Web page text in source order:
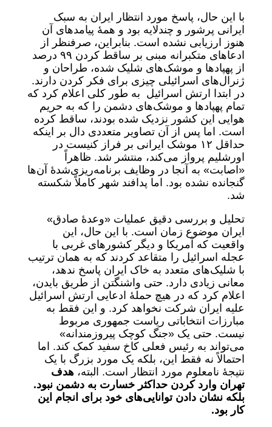
با این حال، پاسخ مورد انتظار ایران به سبک
ایرانی پرشور و چندلایه بود و همۀ پیامدهای آن
هنوز ارزیابی نشده است. بنابراین، صرفنظر از
ادعاهای متکبرانه مبنی بر ساقط کردن ٩٩ درصد
از پهپادها و موشک‌های شلیک شده، طراحان و
ژنرال‌های اسرائیلی چیزی برای فکر کردن دارند.
در ابتدا ارتش اسرائیل به طور کلی اعلام کرد که
تمام پهپادها و موشک‌های دشمن را که به حریم
هوایی این کشور نزدیک شده بودند، ساقط کرده
است. اما پس از آن تصاویر متعددی دال بر اینکه
حداقل ١٢ موشک ایرانی بر فراز کنیست در
اورشلیم پرواز می‌کند، منتشر شد. ظاهراً
«اصابت» به آنجا در وظایف برنامه‌ریزی‌شدۀ آن‌ها
گنجانده نشده بود. اما پدافند شهر کاملاً شکسته
شد.
تحلیل و بررسی دقیق عملیات «وعدۀ صادق»
ایران موضوع زمان است. با این حال، این
واقعیت که آمریکا و دیگر کشورهای غربی با
عجله اسرائیل را متقاعد کردند که به همان ترتیب
با شلیک‌های متعدد به خاک ایران پاسخ ندهد،
معانی زیادی دارد. حتی واشنگتن از طریق بایدن،
اعلام کرد که در هیچ حملۀ ادعایی ارتش اسرائیل
علیه ایران شرکت نخواهد کرد. و این فقط به
مبارزات انتخاباتی ریاست جمهوری مربوط
نیست. حتی یک «جنگ کوچک پیروزمندانه»
می‌تواند به رئیس فعلی کاخ سفید کمک کند. اما
احتمالاً نه فقط این، بلکه یک مورد بزرگ با یک
نتیجۀ نامعلوم مورد انتظار است. البته، هدف
تهران وارد کردن حداکثر خسارت به دشمن نبود.
بلکه نشان دادن توانایی‌های خود برای انجام این
کار بود.